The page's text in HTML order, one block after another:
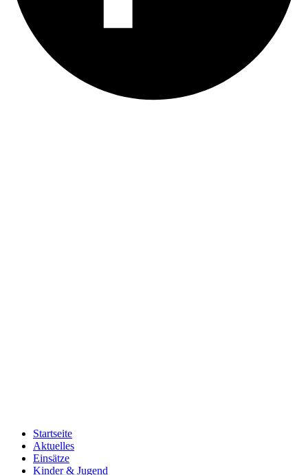
Startseite
Aktuelles
Einsätze
Kinder & Jugend